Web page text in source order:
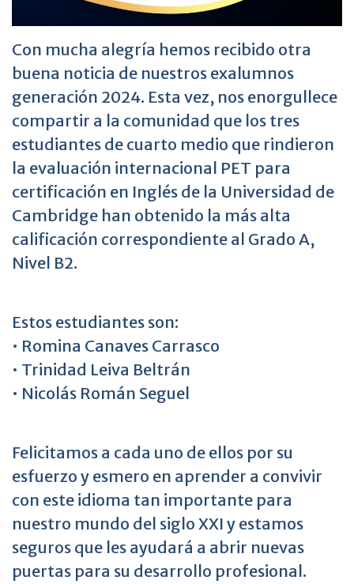
Con mucha alegría hemos recibido otra
buena noticia de nuestros exalumnos
generación 2024. Esta vez, nos enorgullece
compartir a la comunidad que los tres
estudiantes de cuarto medio que rindieron
la evaluación internacional PET para
certificación en Inglés de la Universidad de
Cambridge han obtenido la más alta
calificación correspondiente al Grado A,
Nivel B2.
Estos estudiantes son:
• Romina Canaves Carrasco
• Trinidad Leiva Beltrán
• Nicolás Román Seguel
Felicitamos a cada uno de ellos por su
esfuerzo y esmero en aprender a convivir
con este idioma tan importante para
nuestro mundo del siglo XXI y estamos
seguros que les ayudará a abrir nuevas
puertas para su desarrollo profesional.